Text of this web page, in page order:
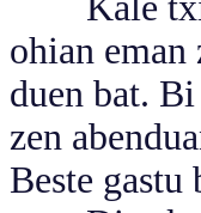
ohian
duen bat.
zen
Beste gastu